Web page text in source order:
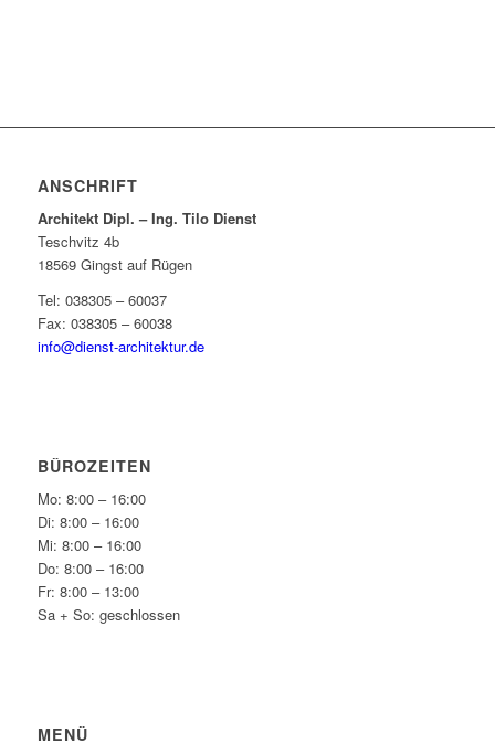
ANSCHRIFT
Architekt Dipl. – Ing. Tilo Dienst
Teschvitz 4b
18569 Gingst auf Rügen
Tel: 038305 – 60037
Fax: 038305 – 60038
info@dienst-architektur.de
BÜROZEITEN
Mo: 8:00 – 16:00
Di: 8:00 – 16:00
Mi: 8:00 – 16:00
Do: 8:00 – 16:00
Fr: 8:00 – 13:00
Sa + So: geschlossen
MENÜ